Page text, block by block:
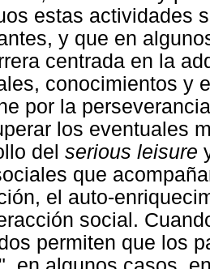
estas actividades
y que en
centrada en la
conocimientos y
por la
los eventuales
del serious leisure
que
el auto-
social.
permiten que los